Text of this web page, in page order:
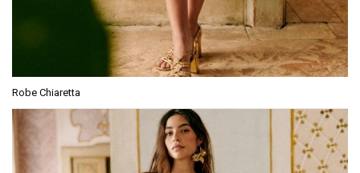
Robe Chiaretta